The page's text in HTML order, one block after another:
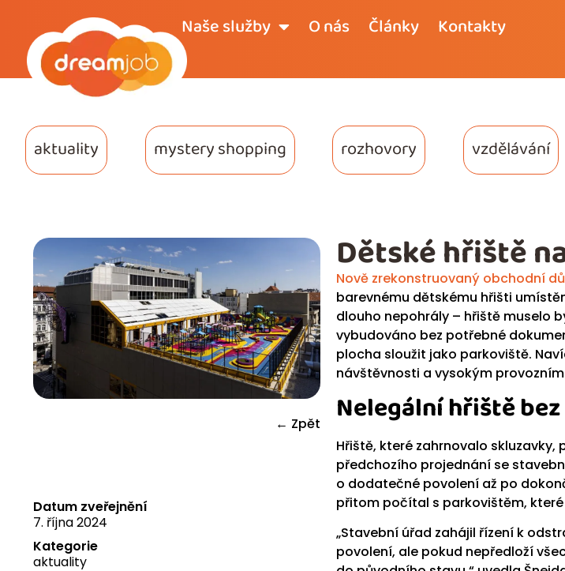
Naše služby O nás Články Kontakty
aktuality mystery shopping rozhovory vzdělávání
← Zpět
Datum zveřejnění
7. října 2024
Kategorie
aktuality
Nově zrekonstruovaný obchodní
barevnému dětskému hřišti
dlouho nepohrály – hřiště muselo
vybudováno bez potřebné
plocha sloužit jako parkoviště.
návštěvnosti a vysokým
Nelegální hřiště
Hřiště, které zahrnovalo
předchozího projednání se
o dodatečné povolení až po
přitom počítal s parkovištěm,
„Stavební úřad zahájil řízení k
povolení, ale pokud nepředloží
Dětské hřiště